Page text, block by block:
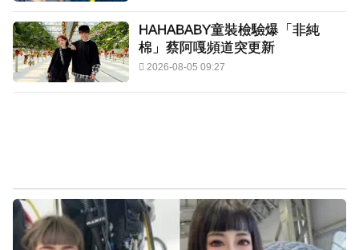
HAHABABY童裝檢驗爆「非純
棉」蔡阿嘎頻道突更新
2026-08-05 09:27